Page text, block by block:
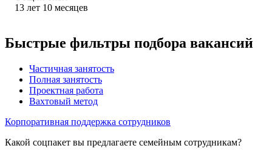
13 лет 10 месяцев
Быстрые фильтры подбора вакансий
Частичная занятость
Полная занятость
Проектная работа
Вахтовый метод
Корпоративная поддержка сотрудников
Какой соцпакет вы предлагаете семейным сотрудникам?